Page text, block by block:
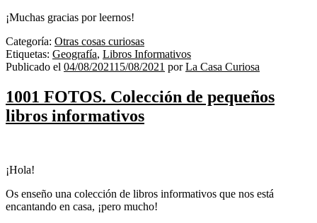
¡Muchas gracias por leernos!
Categoría: Otras cosas curiosas
Etiquetas: Geografía, Libros Informativos
Publicado el 04/08/202115/08/2021 porLa Casa Curiosa
1001 FOTOS. Colección de pequeños
libros informativos
¡Hola!
Os enseño una colección de libros informativos que nos está
encantando en casa, ¡pero mucho!